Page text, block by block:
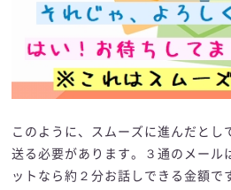
このように、スムーズに進んだとし
送る必要があります。３通のメール
ットなら約２分お話しできる金額で